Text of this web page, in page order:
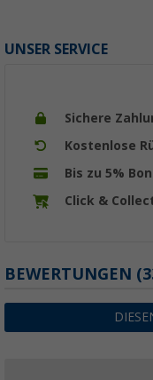
UNSER SERVICE
Sichere
Kostenlose
Bis zu 5%
Click &
BEWERTUNGEN